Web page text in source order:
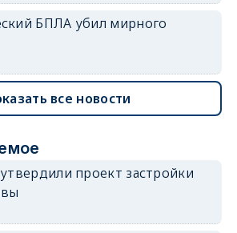
БПЛА убил мирного
все новости
проект застройки